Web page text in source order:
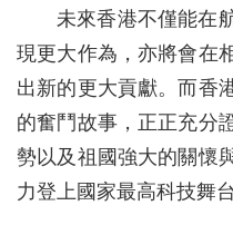
未來香港不僅能在
現更大作為，亦將會在
出新的更大貢獻。而香
的奮鬥故事，正正充分
勢以及祖國強大的關懷
力登上國家最高科技舞台